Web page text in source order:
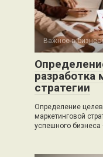
Важное в
разработка
стратегии
Определение
маркетинговой
успешного бизнеса